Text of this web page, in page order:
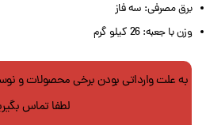
برق مصرفی: سه فاز
وزن با جعبه: 26 کیلو گرم
به علت وارداتی بودن برخی محصولات و
لطفا تماس